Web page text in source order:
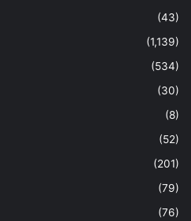
(43)
(1,139)
(534)
(30)
(8)
(52)
(201)
(79)
(76)